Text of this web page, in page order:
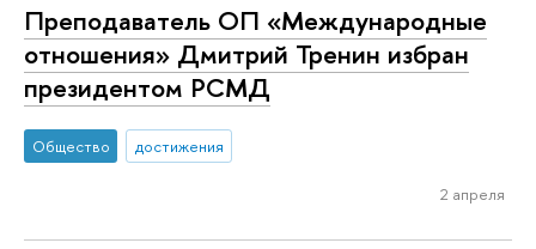
Преподаватель ОП «Международные
отношения» Дмитрий Тренин избран
президентом РСМД
Общество достижения
2 апреля